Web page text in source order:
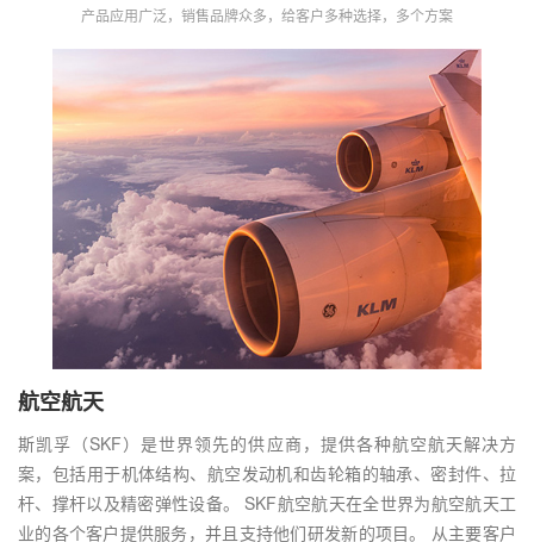
产品应用广泛，销售品牌众多，给客户多种选择，多个方案
航空航天
斯凯孚（SKF）是世界领先的供应商，提供各种航空航天解决方
案，包括用于机体结构、航空发动机和齿轮箱的轴承、密封件、拉
杆、撑杆以及精密弹性设备。 SKF航空航天在全世界为航空航天工
业的各个客户提供服务，并且支持他们研发新的项目。 从主要客户